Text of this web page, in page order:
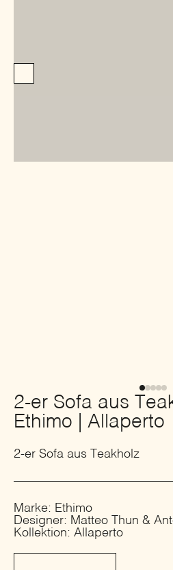
2-er Sofa aus
Ethimo | Allaperto
2-er Sofa aus Teakholz
Marke: Ethimo
Designer: Matteo Thun &
Kollektion: Allaperto